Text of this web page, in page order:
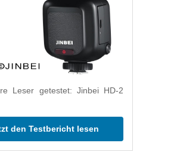
Leser getestet: Jinbei HD-2
den Testbericht lesen